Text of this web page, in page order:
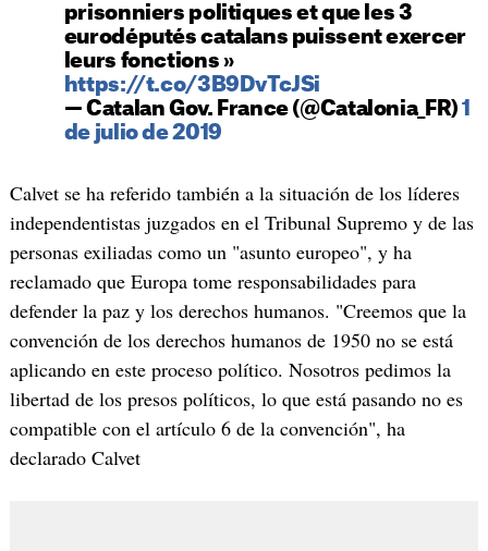
prisonniers politiques et que les 3
eurodéputés catalans puissent exercer
leurs fonctions »
https://t.co/3B9DvTcJSi
— Catalan Gov. France (@Catalonia_FR)1
de julio de 2019
Calvet se ha referido también a la situación de los líderes
independentistas juzgados en el Tribunal Supremo y de las
personas exiliadas como un "asunto europeo", y ha
reclamado que Europa tome responsabilidades para
defender la paz y los derechos humanos. "Creemos que la
convención de los derechos humanos de 1950 no se está
aplicando en este proceso político. Nosotros pedimos la
libertad de los presos políticos, lo que está pasando no es
compatible con el artículo 6 de la convención", ha
declarado Calvet